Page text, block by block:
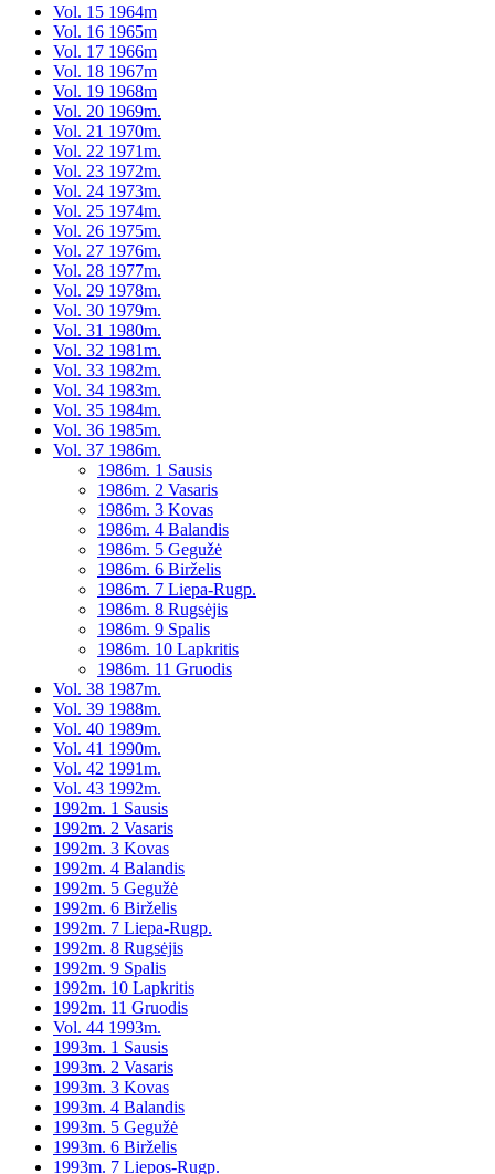
Vol. 15 1964m
Vol. 16 1965m
Vol. 17 1966m
Vol. 18 1967m
Vol. 19 1968m
Vol. 20 1969m.
Vol. 21 1970m.
Vol. 22 1971m.
Vol. 23 1972m.
Vol. 24 1973m.
Vol. 25 1974m.
Vol. 26 1975m.
Vol. 27 1976m.
Vol. 28 1977m.
Vol. 29 1978m.
Vol. 30 1979m.
Vol. 31 1980m.
Vol. 32 1981m.
Vol. 33 1982m.
Vol. 34 1983m.
Vol. 35 1984m.
Vol. 36 1985m.
Vol. 37 1986m.
1986m. 1 Sausis
1986m. 2 Vasaris
1986m. 3 Kovas
1986m. 4 Balandis
1986m. 5 Gegužė
1986m. 6 Birželis
1986m. 7 Liepa-Rugp.
1986m. 8 Rugsėjis
1986m. 9 Spalis
1986m. 10 Lapkritis
1986m. 11 Gruodis
Vol. 38 1987m.
Vol. 39 1988m.
Vol. 40 1989m.
Vol. 41 1990m.
Vol. 42 1991m.
Vol. 43 1992m.
1992m. 1 Sausis
1992m. 2 Vasaris
1992m. 3 Kovas
1992m. 4 Balandis
1992m. 5 Gegužė
1992m. 6 Birželis
1992m. 7 Liepa-Rugp.
1992m. 8 Rugsėjis
1992m. 9 Spalis
1992m. 10 Lapkritis
1992m. 11 Gruodis
Vol. 44 1993m.
1993m. 1 Sausis
1993m. 2 Vasaris
1993m. 3 Kovas
1993m. 4 Balandis
1993m. 5 Gegužė
1993m. 6 Birželis
1993m. 7 Liepos-Rugp.